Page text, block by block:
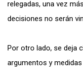
relegadas, una vez
decisiones no serán
Por otro lado, se deja
argumentos y